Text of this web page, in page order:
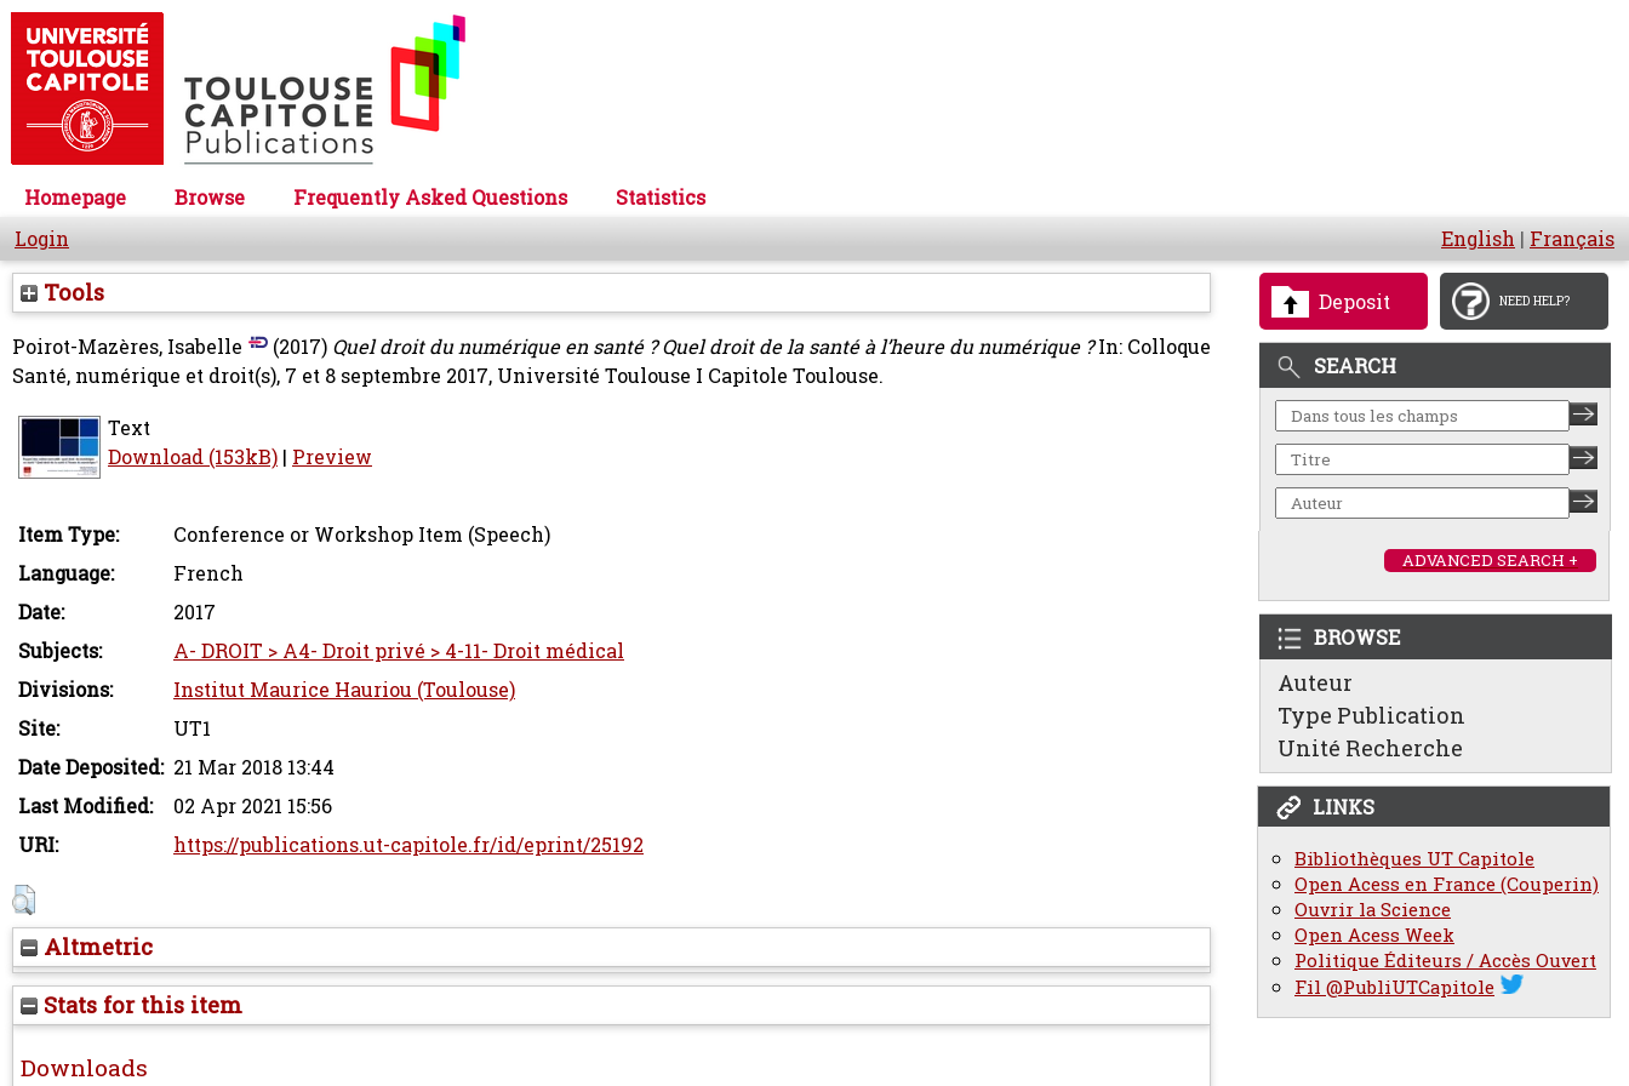
Homepage Browse Frequently Asked Questions
Statistics
Login
English | Français
Deposit NEED HELP?
SEARCH
ADVANCED SEARCH +
BROWSE
Auteur
Type Publication
Unité Recherche
LINKS
Bibliothèques UT Capitole
Open Acess en France (Couperin)
Ouvrir la Science
Open Acess Week
Politique Éditeurs / Accès Ouvert
Fil @PubliUTCapitole
Tools
Poirot-Mazères, Isabelle (2017) Quel droit du numérique en santé ? Quel droit de la santé à l’heure du numérique ?In: Colloque
Santé, numérique et droit(s), 7 et 8 septembre 2017, Université Toulouse I Capitole Toulouse.
Text
Download (153kB) | Preview
Item Type:
Conference or Workshop Item (Speech)
Language:
French
Date:
2017
Subjects:
A- DROIT > A4- Droit privé > 4-11- Droit médical
Divisions:
Institut Maurice Hauriou (Toulouse)
Site:
UT1
Date Deposited: 21 Mar 2018 13:44
Last Modified:
02 Apr 2021 15:56
URI:
https://publications.ut-capitole.fr/id/eprint/25192
Altmetric
Stats for this item
Downloads